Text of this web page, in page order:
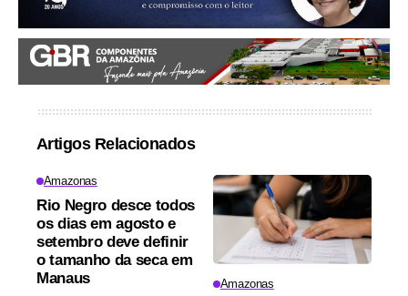
Artigos Relacionados
Amazonas
Rio Negro desce todos
os dias em agosto e
setembro deve definir
o tamanho da seca em
Manaus
Amazonas